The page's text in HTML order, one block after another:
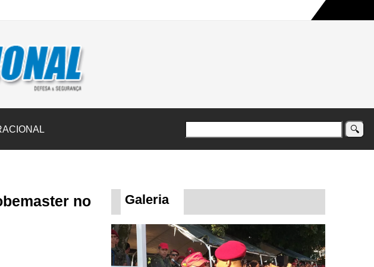
ao Rio Grande do Sul na maior campanha humanitária já registrada no país
no
Galeria